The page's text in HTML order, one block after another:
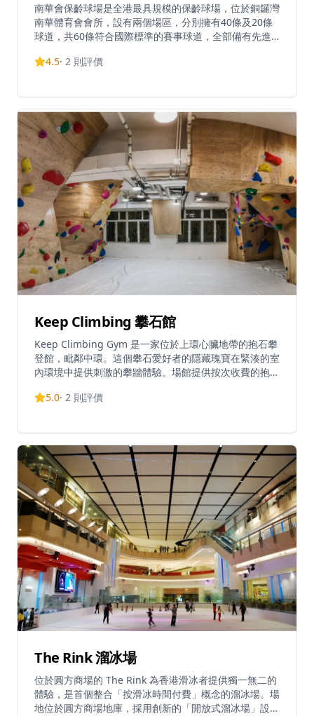
南華會保齡球場是全港最具規模的保齡球場，位於銅鑼灣
南華體育會會所，設有兩個場區，分別擁有40條及20條
球道，共60條符合國際標準的賽事球道，全部備有先進
收費方面，按局收費為星期一至五上午10時至下午6時每
場內設有8條圍欄球道，只供8至10歲人士使用。8歲以下
兒童不得使用球道。球場每日包括公眾假期開放，營業時
間為上午10時至午夜12時。
4.5· 2 則評價
Keep Climbing 攀石館
Keep Climbing Gym 是一家位於上環心臟地帶的抱石攀
登館，毗鄰中環。這個攀石愛好者的隱藏瑰寶在緊湊的室
內環境中提供刺激的攀牆體驗。場館提供按次收費的抱石
午12時30分至晚上10時30分，星期六、日及公眾假期上
室內攀石場地適合不同技術水平的人士，無論是健身愛好
者、朋友聚會或想在香港嘗試抱石運動的訪客都非常適
合。
5.0· 2 則評價
The Rink 溜冰場
位於圓方商場的 The Rink 為香港滑冰者提供獨一無二的
體驗，是首個整合「按滑冰時間付費」概念的溜冰場。場
地位於圓方商場地庫，採用創新的「開放式溜冰場」設計